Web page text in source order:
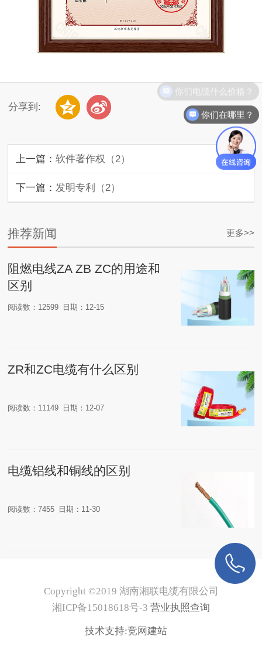
分享到:
上一篇：软件著作权（2）
下一篇： 发明专利（2）
更多>>
推荐新闻
阻燃电线ZA ZB ZC的用途和
区别
阅读数：12599 日期：12-15
ZR和ZC电缆有什么区别
阅读数：11149 日期：12-07
电缆铝线和铜线的区别
阅读数：7455 日期：11-30
Copyright ©2019 湖南湘联电缆有限公司
湘ICP备15018618号-3 营业执照查询
技术支持:竞网建站
你们电缆什么价格？
你们在哪里？